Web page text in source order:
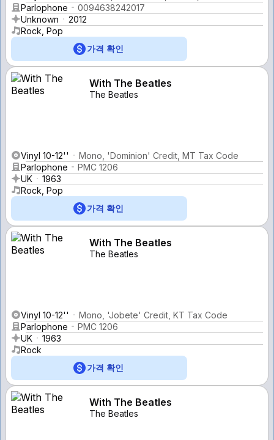
Parlophone
0094638242017
Unknown
2012
Rock, Pop
가격 확인
With The Beatles
The Beatles
Vinyl 10-12''
Mono, 'Dominion' Credit, MT Tax Code
Parlophone
PMC 1206
UK
1963
Rock, Pop
가격 확인
With The Beatles
The Beatles
Vinyl 10-12''
Mono, 'Jobete' Credit, KT Tax Code
Parlophone
PMC 1206
UK
1963
Rock
가격 확인
With The Beatles
The Beatles